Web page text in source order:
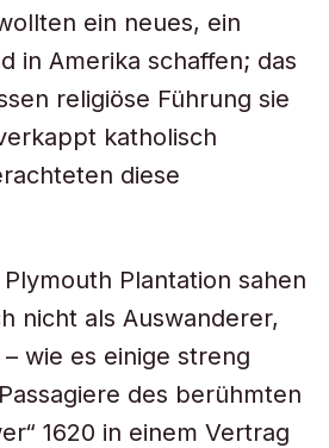
ein neues, ein
in Amerika schaffen; das
religiöse Führung sie
katholisch
diese
Plantation sahen
nicht als Auswanderer,
wie es einige streng
des berühmten
1620 in einem Vertrag